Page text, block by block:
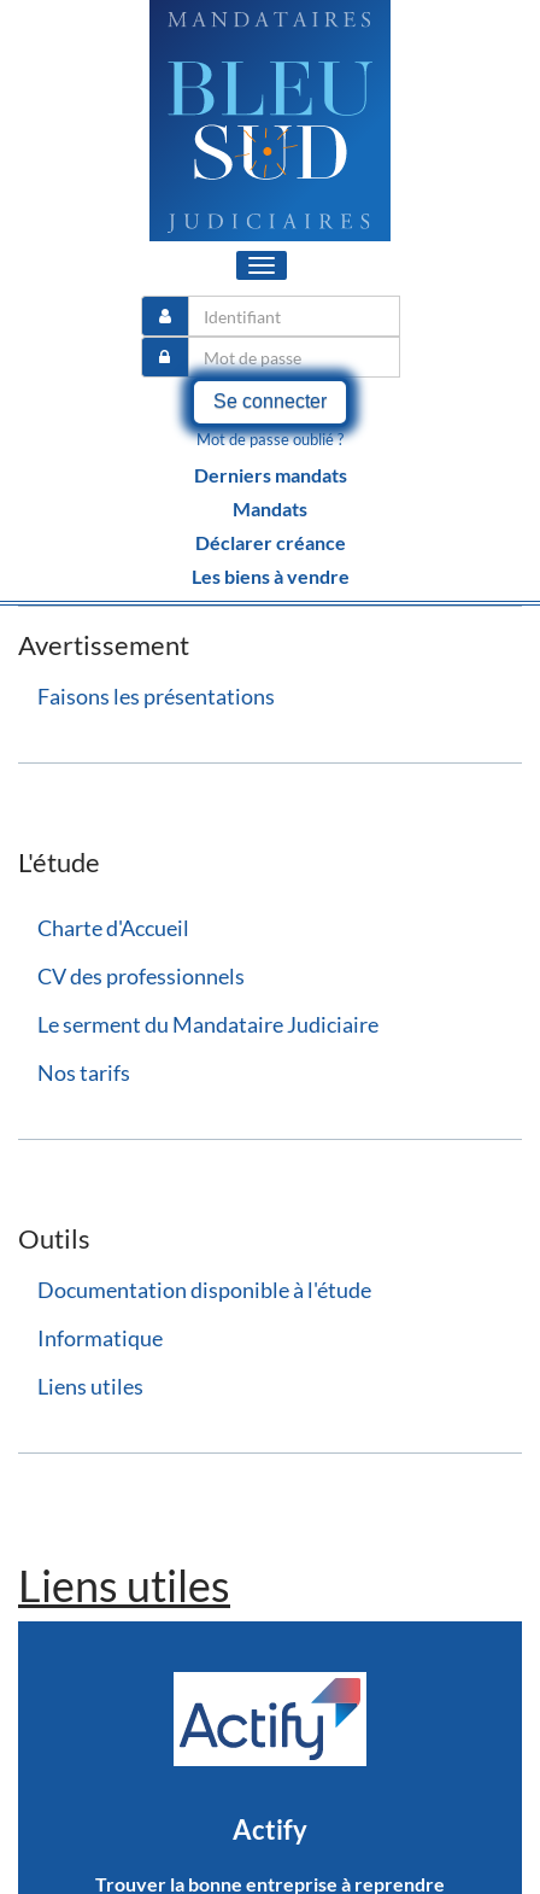
Toggle
navigation
Se connecter
Mot de passe oublié ?
Derniers mandats
Mandats
Déclarer créance
Les biens à vendre
Avertissement
Faisons les présentations
L'étude
Charte d'Accueil
CV des professionnels
Le serment du Mandataire Judiciaire
Nos tarifs
Outils
Documentation disponible à l'étude
Informatique
Liens utiles
Liens utiles
Actify
Trouver la bonne entreprise à reprendre